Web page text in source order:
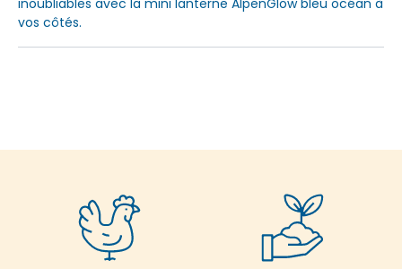
inoubliables avec la mini lanterne AlpenGlow bleu océan à
vos côtés.